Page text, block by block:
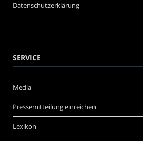
Datenschutzerklärung
SERVICE
Media
Pressemitteilung einreichen
Lexikon